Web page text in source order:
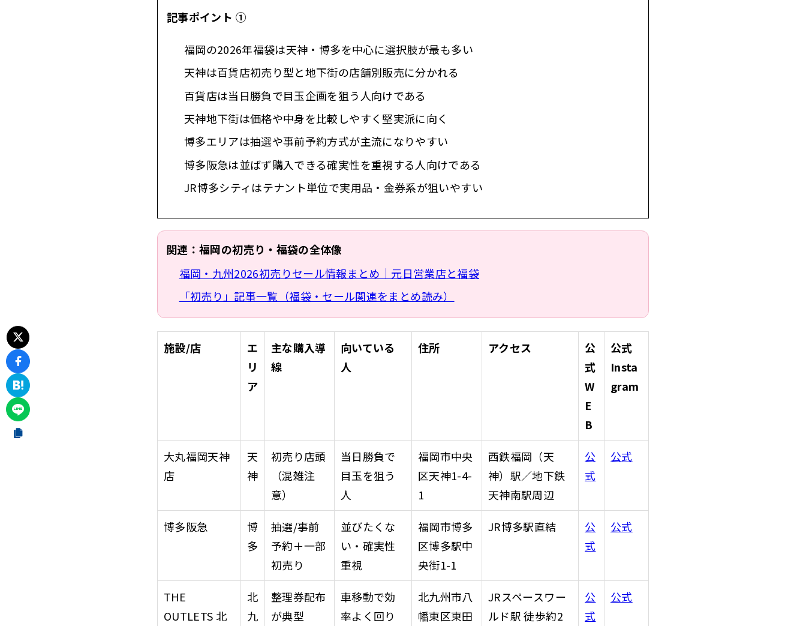
記事ポイント ①
福岡の2026年福袋は天神・博多を中心に選択肢が最も多い
天神は百貨店初売り型と地下街の店舗別販売に分かれる
百貨店は当日勝負で目玉企画を狙う人向けである
天神地下街は価格や中身を比較しやすく堅実派に向く
博多エリアは抽選や事前予約方式が主流になりやすい
博多阪急は並ばず購入できる確実性を重視する人向けである
JR博多シティはテナント単位で実用品・金券系が狙いやすい
関連：福岡の初売り・福袋の全体像
福岡・九州2026初売りセール情報まとめ｜元日営業店と福袋
「初売り」記事一覧（福袋・セール関連をまとめ読み）
施設/店
エ
リ
ア
主な購入導
線
向いている
人
住所 アクセス
公
式
W
E
B
公式
Insta
gram
大丸福岡天神
店
天
神
初売り店頭
（混雑注
意）
当日勝負で
目玉を狙う
人
福岡市中央
区天神1-4-
1
西鉄福岡（天
神）駅／地下鉄
天神南駅周辺
公
式
公式
博多阪急
博
多
抽選/事前
予約＋一部
初売り
並びたくな
い・確実性
重視
福岡市博多
区博多駅中
央街1-1
JR博多駅直結
公
式
公式
THE
OUTLETS 北
北
九
整理券配布
が典型
車移動で効
率よく回り
北九州市八
幡東区東田
JRスペースワー
ルド駅 徒歩約2
公
式
公式